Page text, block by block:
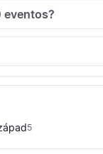
eventos?
5